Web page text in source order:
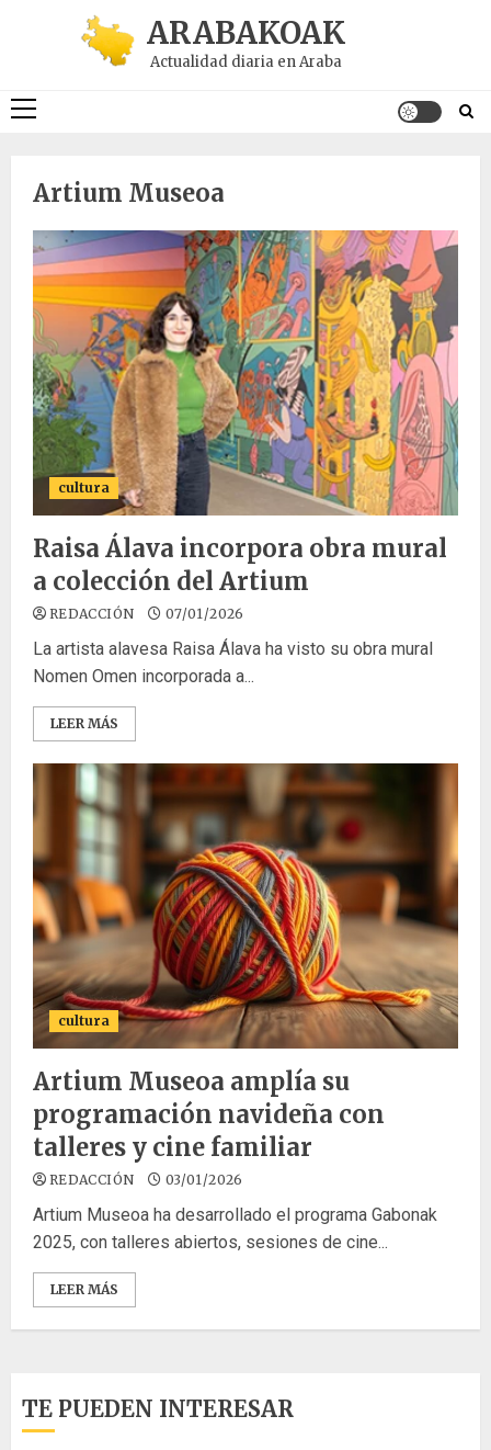
ARABAKOAK
Actualidad diaria en Araba
Menú
Artium Museoa
cultura
Raisa Álava incorpora obra mural
a colección del Artium
REDACCIÓN 07/01/2026
La artista alavesa Raisa Álava ha visto su obra mural
Nomen Omen incorporada a...
LEER MÁS
cultura
Artium Museoa amplía su
programación navideña con
talleres y cine familiar
REDACCIÓN 03/01/2026
Artium Museoa ha desarrollado el programa Gabonak
2025, con talleres abiertos, sesiones de cine...
LEER MÁS
TE PUEDEN INTERESAR